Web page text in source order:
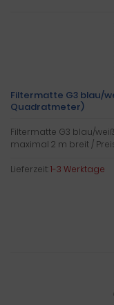
Filtermatte G3 blau/
Quadratmeter)
Filtermatte G3 blau/
maximal 2 m breit /
Lieferzeit:1-3 Werktage